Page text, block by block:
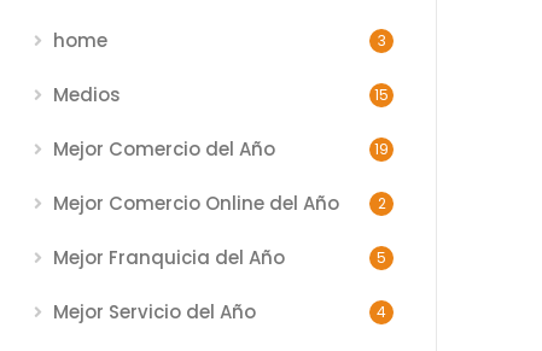
home 3
Medios 15
Mejor Comercio del Año 19
Mejor Comercio Online del Año 2
Mejor Franquicia del Año 5
Mejor Servicio del Año 4